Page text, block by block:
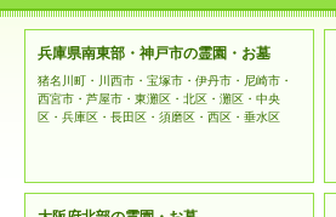
兵庫県南東部・神戸市の霊園・お墓
猪名川町・川西市・宝塚市・伊丹市・尼崎市・
西宮市・芦屋市・東灘区・北区・灘区・中央
区・兵庫区・長田区・須磨区・西区・垂水区